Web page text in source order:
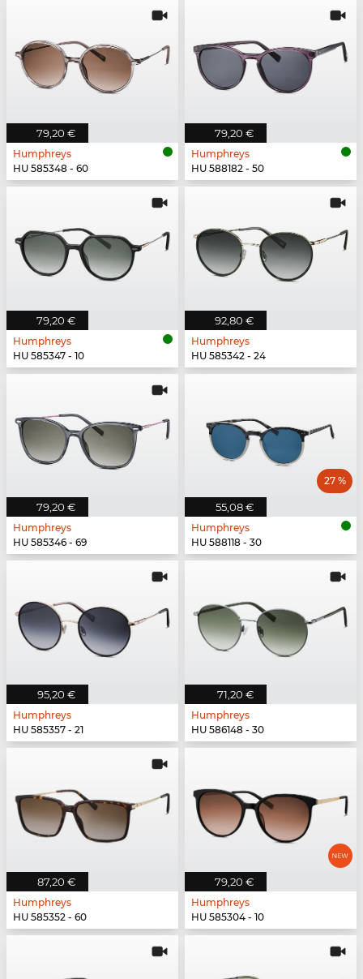
79,20 €
Humphreys
HU 585348 - 60
79,20 €
Humphreys
HU 588182 - 50
79,20 €
Humphreys
HU 585347 - 10
92,80 €
Humphreys
HU 585342 - 24
79,20 €
Humphreys
HU 585346 - 69
55,08 €
27 %
Humphreys
HU 588118 - 30
95,20 €
Humphreys
HU 585357 - 21
71,20 €
Humphreys
HU 586148 - 30
87,20 €
Humphreys
HU 585352 - 60
79,20 €
Humphreys
HU 585304 - 10